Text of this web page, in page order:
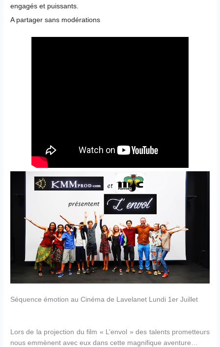
engagés et puissants.
A partager sans modérations
Séquence émotion au Cinéma de Lavelanet Lundi 1er Juillet
Lors de la projection du film « L’envol » des talents prometteurs
nous emmènent avec eux dans cette magnifique aventure…